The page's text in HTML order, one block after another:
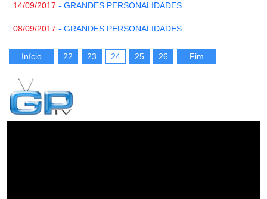
14/09/2017 - GRANDES PERSONALIDADES
08/09/2017 - GRANDES PERSONALIDADES
Início 22 23 24 25 26 Fim